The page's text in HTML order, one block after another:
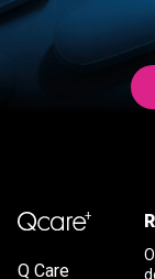
Q Care